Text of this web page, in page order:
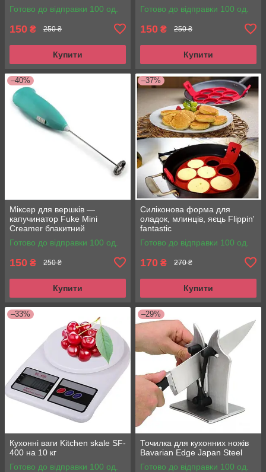
Готово до відправки 100 од.
150 ₴ 250 ₴
Купити
Готово до відправки 100 од.
150 ₴ 250 ₴
Купити
–40%
Міксер для вершків —
капучинатор Fuke Mini
Creamer блакитний
Готово до відправки 100 од.
150 ₴ 250 ₴
Купити
–37%
Силіконова форма для
оладок, млинців, яєць Flippin'
fantastic
Готово до відправки 100 од.
170 ₴ 270 ₴
Купити
–33%
Кухонні ваги Kitchen skale SF-
400 на 10 кг
Готово до відправки 100 од.
–29%
Точилка для кухонних ножів
Bavarian Edge Japan Steel
Готово до відправки 100 од.